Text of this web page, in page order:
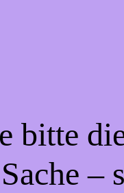
bitte
–